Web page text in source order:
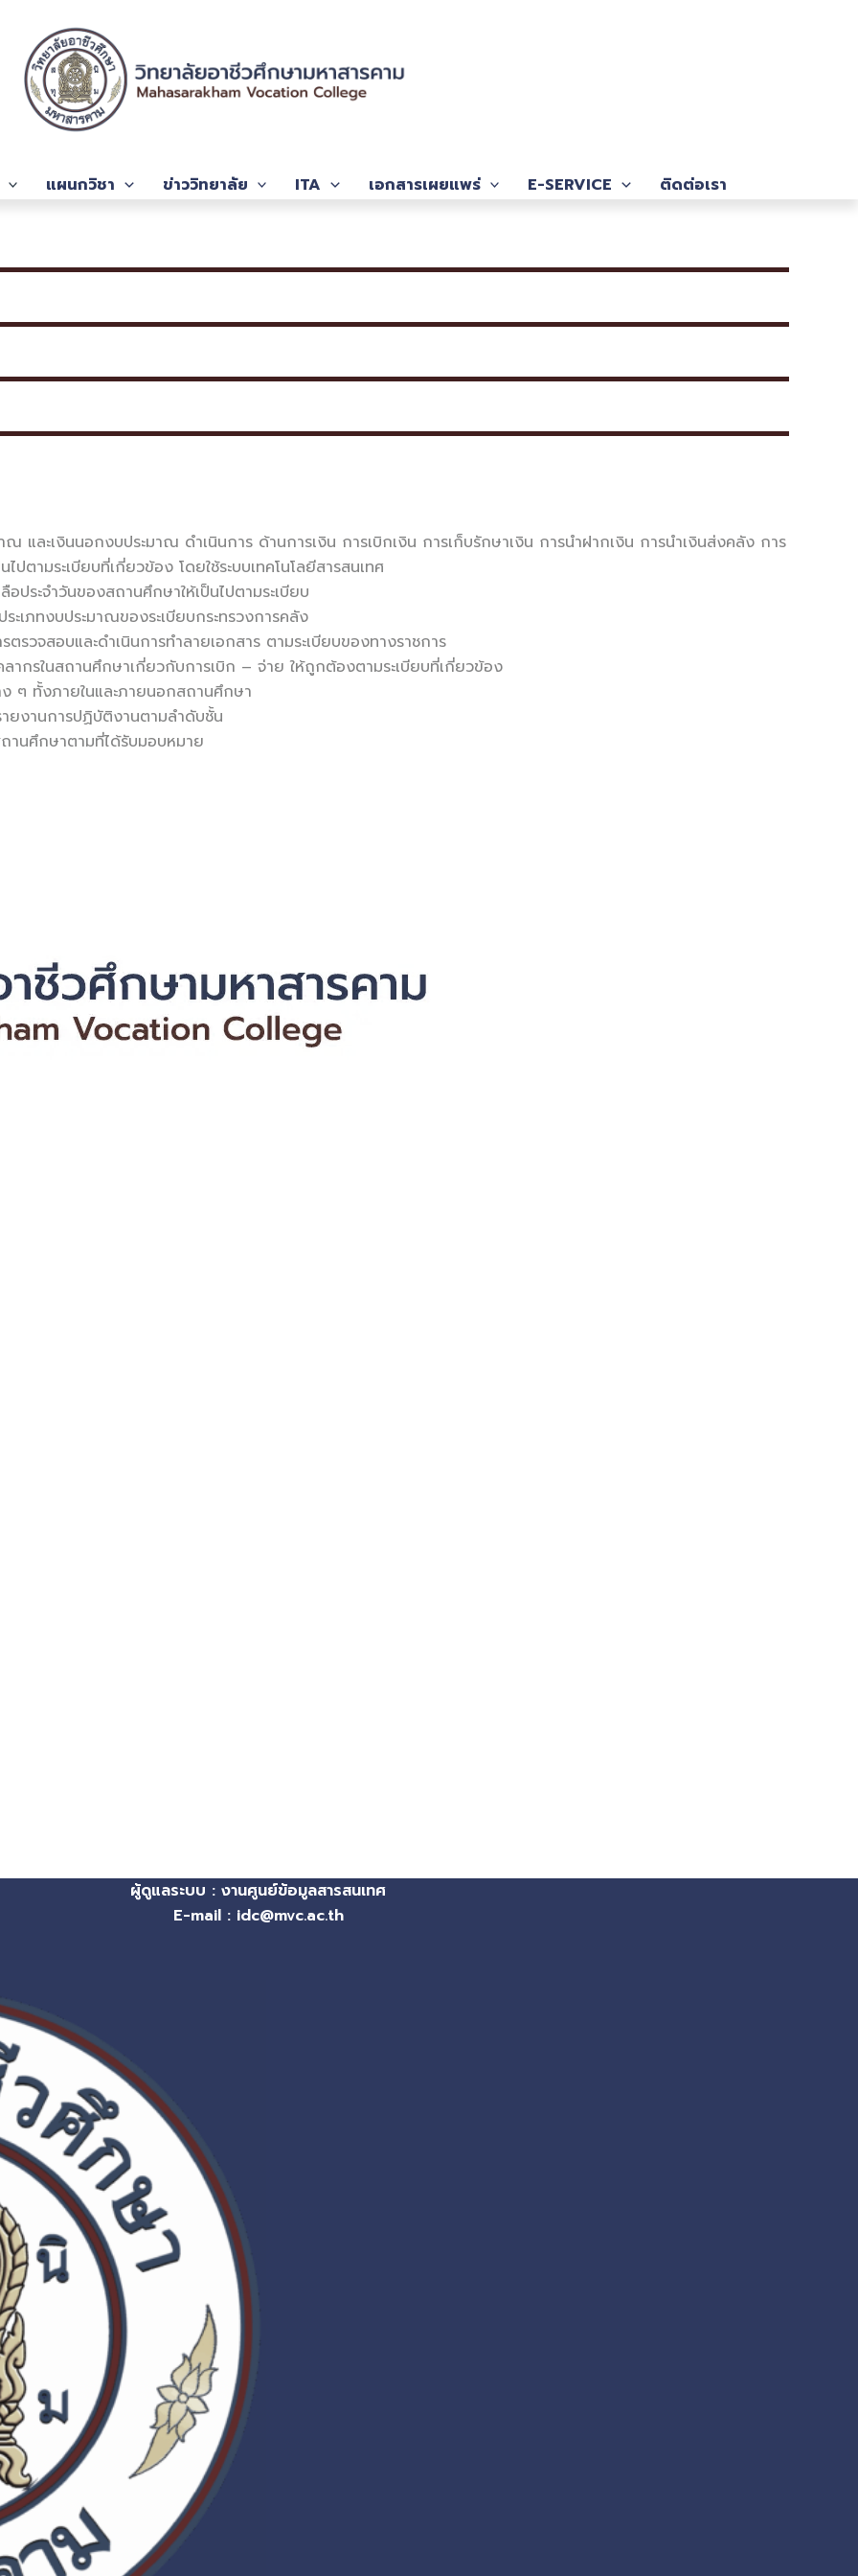
แผนกวิชา ข่าววิทยาลัย ITA เอกสารเผยแพร่ E-SERVICE ติดต่อเรา
ณ และเงินนอกงบประมาณ ดำเนินการ ด้านการเงิน การเบิกเงิน การเก็บรักษาเงิน การนำฝากเงิน การนำเงินส่งคลัง การ
ปตามระเบียบที่เกี่ยวข้อง โดยใช้ระบบเทคโนโลยีสารสนเทศ
ประจําวันของสถานศึกษาให้เป็นไปตามระเบียบ
ระเภทงบประมาณของระเบียบกระทรวงการคลัง
รวจสอบและดำเนินการทำลายเอกสาร ตามระเบียบของทางราชการ
ากรในสถานศึกษาเกี่ยวกับการเบิก – จ่าย ให้ถูกต้องตามระเบียบที่เกี่ยวข้อง
ง ๆ ทั้งภายในและภายนอกสถานศึกษา
ยงานการปฏิบัติงานตามลำดับชั้น
านศึกษาตามที่ได้รับมอบหมาย
ผู้ดูแลระบบ : งานศูนย์ข้อมูลสารสนเทศ
E-mail : idc@mvc.ac.th